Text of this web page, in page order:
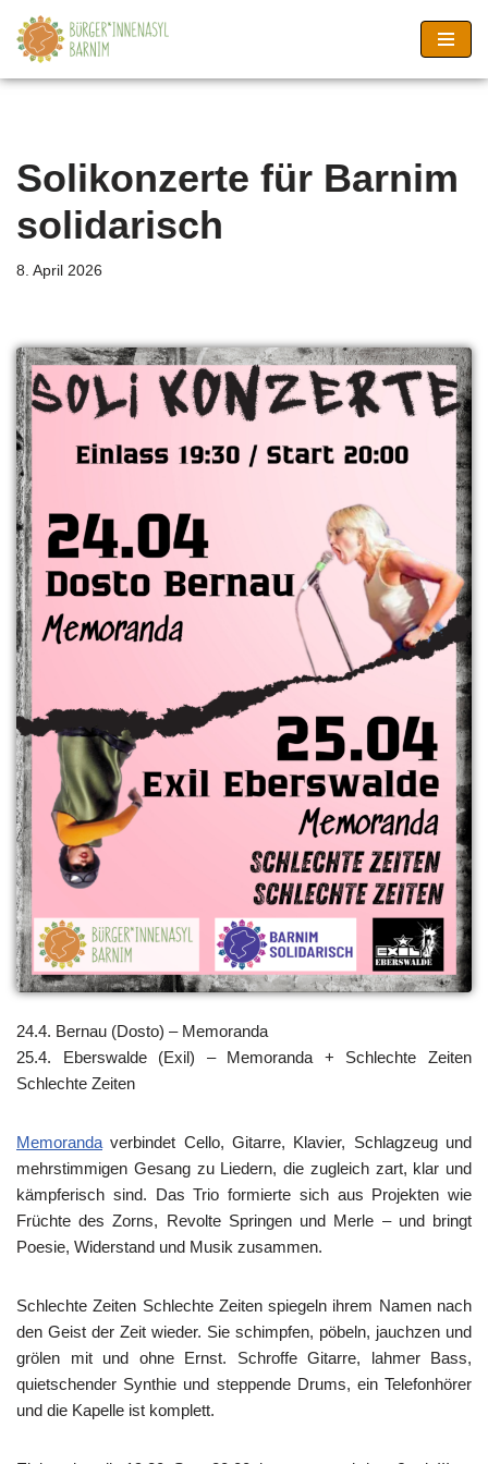
Zum
Inhalt
Solikonzerte für Barnim
solidarisch
8. April 2026
24.4. Bernau (Dosto) – Memoranda
25.4. Eberswalde (Exil) – Memoranda + Schlechte Zeiten
Schlechte Zeiten
Memoranda verbindet Cello, Gitarre, Klavier, Schlagzeug und
mehrstimmigen Gesang zu Liedern, die zugleich zart, klar und
kämpferisch sind. Das Trio formierte sich aus Projekten wie
Früchte des Zorns, Revolte Springen und Merle – und bringt
Poesie, Widerstand und Musik zusammen.
Schlechte Zeiten Schlechte Zeiten spiegeln ihrem Namen nach
den Geist der Zeit wieder. Sie schimpfen, pöbeln, jauchzen und
grölen mit und ohne Ernst. Schroffe Gitarre, lahmer Bass,
quietschender Synthie und steppende Drums, ein Telefonhörer
und die Kapelle ist komplett.